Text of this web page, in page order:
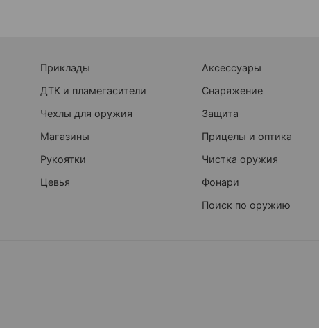
Приклады
ДТК и пламегасители
Чехлы для оружия
Магазины
Рукоятки
Цевья
Аксессуары
Снаряжение
Защита
Прицелы и оптика
Чистка оружия
Фонари
Поиск по оружию